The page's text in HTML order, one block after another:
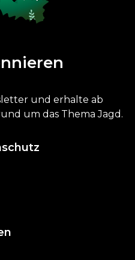
und erhalte ab
um das Thema Jagd.